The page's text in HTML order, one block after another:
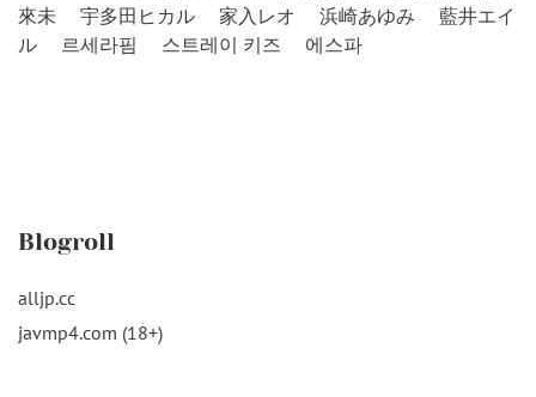
來未
宇多田ヒカル 家入レオ 浜崎あゆみ
藍井エイ
ル
르세라핌 스트레이 키즈 에스파
Blogroll
alljp.cc
javmp4.com (18+)